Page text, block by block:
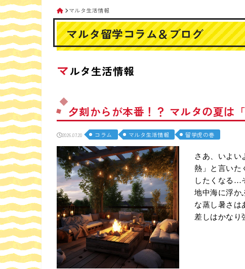
タクシー＆便利アプリ
携帯電話
マルタ滞在時のお金の管理
マルタ生活情報
マルタ留学コラム＆ブログ
マルタ生活情報
夕刻からが本番！？ マルタの夏は
2026.07.20 コラム マルタ生活情報 留学虎の巻
さあ、いよい
熱」と言いた
したくなる…
地中海に浮か
な蒸し暑さは
差しはかなり